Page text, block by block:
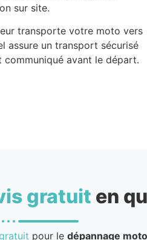
sur site.
transporte votre moto vers
assure un transport sécurisé
communiqué avant le départ.
gratuit en
pour le dépannage moto